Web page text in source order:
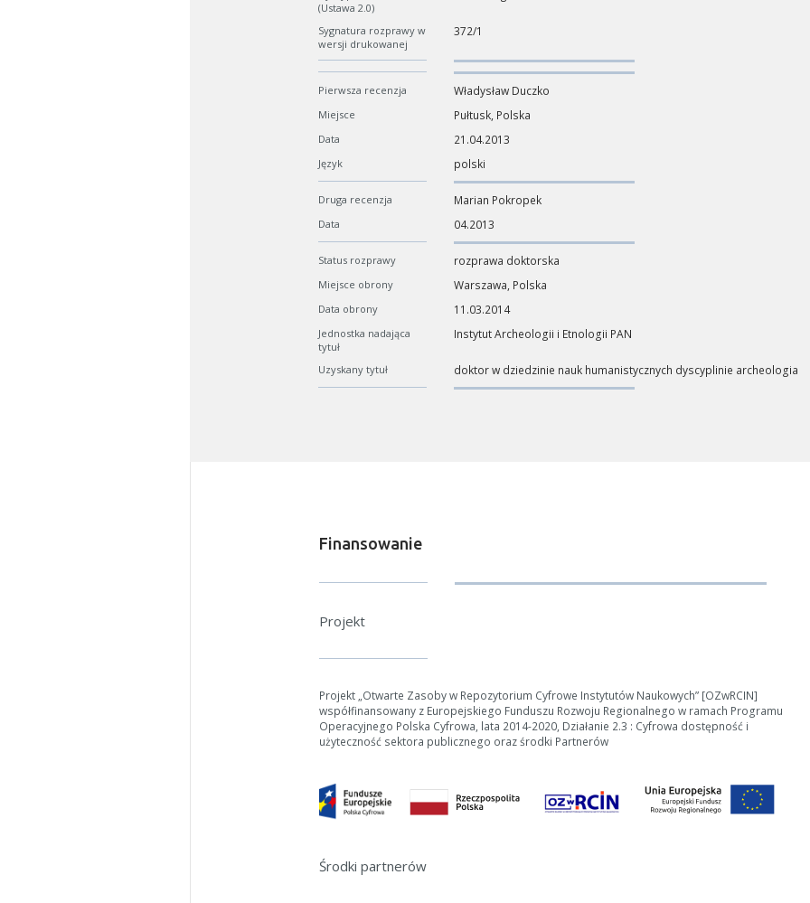
Jeśli generowanie trwa zbyt długo można ograniczyć dane np. zmniejszając
(Ustawa 2.0)
Sygnatura rozprawy w
wersji drukowanej
372/1
Pierwsza recenzja Władysław Duczko
Miejsce Pułtusk, Polska
Data 21.04.2013
Język polski
Druga recenzja Marian Pokropek
Data 04.2013
Status rozprawy rozprawa doktorska
Miejsce obrony Warszawa, Polska
Data obrony 11.03.2014
Jednostka nadająca
tytuł
Instytut Archeologii i Etnologii PAN
Uzyskany tytuł doktor w dziedzinie nauk humanistycznych dyscyplinie archeologia
Finansowanie
Projekt
Projekt „Otwarte Zasoby w Repozytorium Cyfrowe Instytutów Naukowych” [OZwRCIN]
współfinansowany z Europejskiego Funduszu Rozwoju Regionalnego w ramach Programu
Operacyjnego Polska Cyfrowa, lata 2014-2020, Działanie 2.3 : Cyfrowa dostępność i
użyteczność sektora publicznego oraz środki Partnerów
Środki partnerów